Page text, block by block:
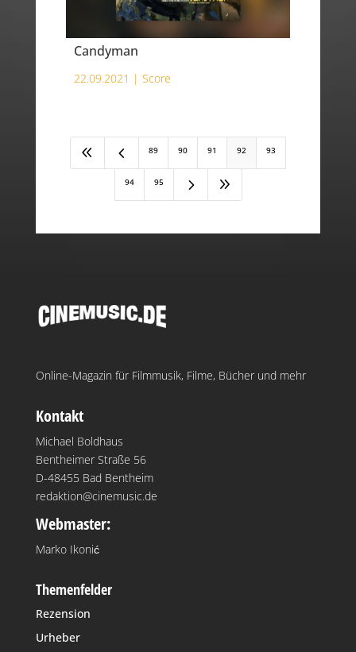
Candyman
22.09.2021 | Score
8 4 89 90 91 92 93
94 95 5 9
Online-Magazin für Filmmusik, Filme, Bücher und mehr
Kontakt
Michael Boldhaus
Bentheimer Straße 56
D-48455 Bad Bentheim
redaktion@cinemusic.de
Webmaster:
Marko Ikonić
Themenfelder
Rezension
Urheber